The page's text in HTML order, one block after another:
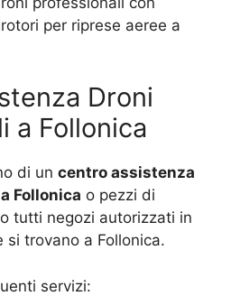
per riprese aeree a
Droni
a Follonica
di un centro assistenza
Follonica o pezzi di
tutti negozi autorizzati in
si trovano a Follonica.
servizi: